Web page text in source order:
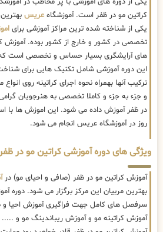
کراتین مو در ظفر است. آموزشگاه عریس
یکی از شناخته شده ترین مراکز آموزشی برای
تخصصی در کشور و خارج از کشور بوده. آموزش
های آرایشگری بسیار حساس و تخصصی است که به
این دوره آموزشی شامل تکنیک هایی برای شناخت
ترکیب آنها بهمراه نحوه اجرای کراتینه روی
و جزء به جزء و کاملا تخصصی به هنرجویان
در ظفر آموزش داده می شود. این اموزش ها با
روز در آموزشگاه عریس انجام می شود.
ویژگی های دوره آموزشی کراتین مو در
آموزش کراتین مو در ظفر (صافی و احیای مو) در
بهترین مربیان این مرکز برگزار می شود. دوره
سرفصل های کامل جهت فراگیری آموزش احیا و
آموزش کراتینه مو و آموزش ریباندینگ مو و